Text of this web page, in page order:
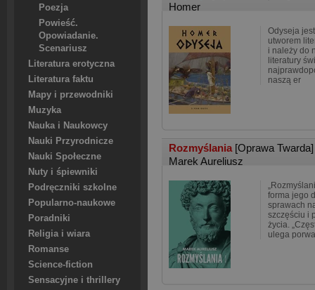
Poezja
Powieść.
Opowiadanie.
Scenariusz
Literatura erotyczna
Literatura faktu
Mapy i przewodniki
Muzyka
Nauka i Naukowcy
Nauki Przyrodnicze
Nauki Społeczne
Nuty i śpiewniki
Podręczniki szkolne
Popularno-naukowe
Poradniki
Religia i wiara
Romanse
Science-fiction
Sensacyjne i thrillery
Homer
Odyseja
utworem
i należy do
literatury
naszą er
Rozmyślania [Oprawa Twarda]
Marek Aureliusz
forma jego
sprawach
szczęściu i
życia.
ulega